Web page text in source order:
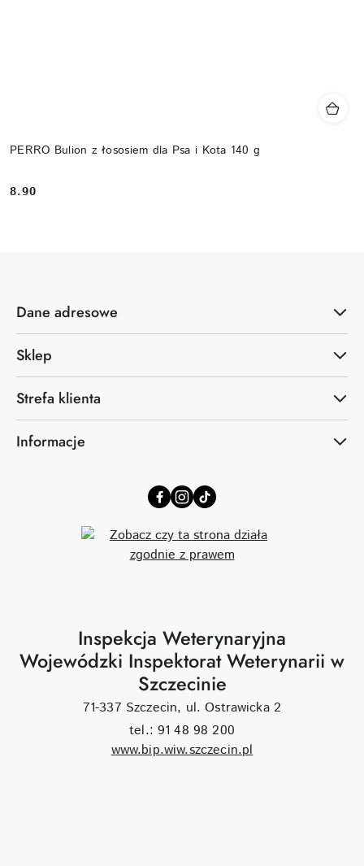
PERRO Bulion z łososiem dla Psa i Kota 140 g
Cena:
8.90
Dane adresowe
Sklep
Strefa klienta
Informacje
Inspekcja Weterynaryjna
Wojewódzki Inspektorat Weterynarii w
Szczecinie
71-337 Szczecin, ul. Ostrawicka 2
tel.: 91 48 98 200
www.bip.wiw.szczecin.pl